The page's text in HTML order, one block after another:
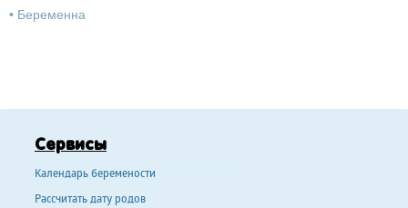
• Беременна
Сервисы
Календарь беремености
Рассчитать дату родов